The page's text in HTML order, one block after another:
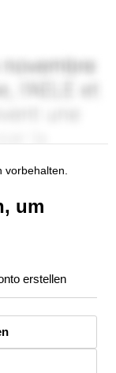
vorbehalten.
um
erstellen